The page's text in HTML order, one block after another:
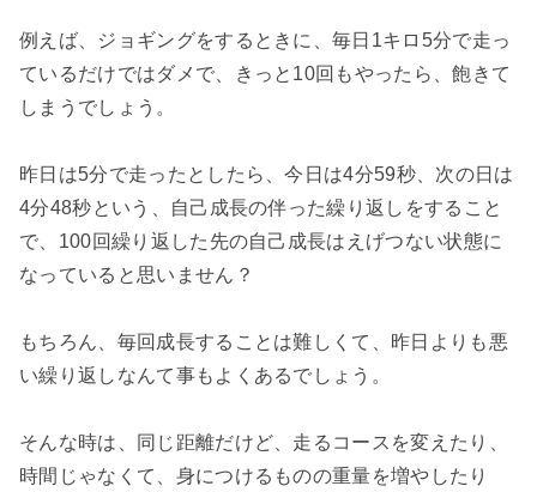
例えば、ジョギングをするときに、毎日1キロ5分で走っ
ているだけではダメで、きっと10回もやったら、飽きて
しまうでしょう。
昨日は5分で走ったとしたら、今日は4分59秒、次の日は
4分48秒という、自己成長の伴った繰り返しをすること
で、100回繰り返した先の自己成長はえげつない状態に
なっていると思いません？
もちろん、毎回成長することは難しくて、昨日よりも悪
い繰り返しなんて事もよくあるでしょう。
そんな時は、同じ距離だけど、走るコースを変えたり、
時間じゃなくて、身につけるものの重量を増やしたり